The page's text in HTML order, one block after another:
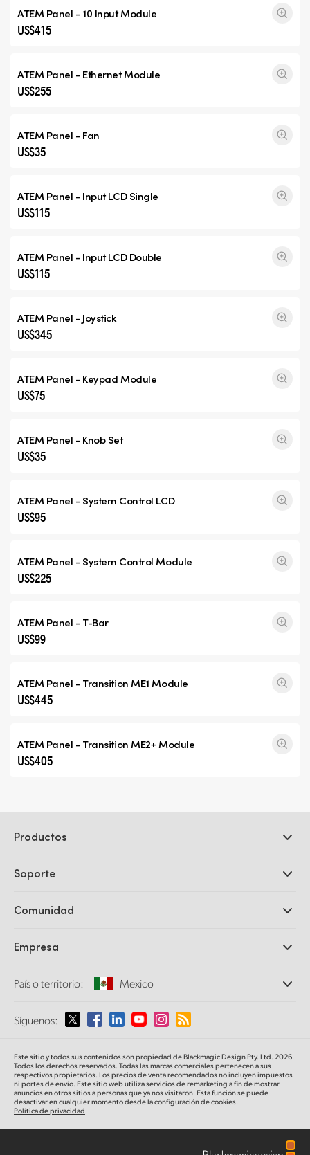
ATEM Panel - 10 Input Module
US$415
ATEM Panel - Ethernet Module
US$255
ATEM Panel - Fan
US$35
ATEM Panel - InputLCD Single
US$115
ATEM Panel - InputLCD Double
US$115
ATEM Panel - Joystick
US$345
ATEM Panel - Keypad Module
US$75
ATEM Panel - Knob Set
US$35
ATEM Panel - System Control LCD
US$95
ATEM Panel - System Control Module
US$225
ATEM Panel - T-Bar
US$99
ATEM Panel - Transition ME1 Module
US$445
ATEM Panel - Transition ME2+ Module
US$405
Productos
DaVinci Resolve y Fusion
Ultimatte
Captura y reproducción
Conversión de formatos
Supervisión
Almacenamiento en redes
Direccionamiento y distribución
Transmisión y codificación
Soporte
Centro de soporte técnico
Comunidad
Empresa
Perfil empresarial
Medios
País o territorio: Mexico
Selecciona un país o territorio
Australia
Austria
Síguenos:
Este sitio y todos sus contenidos son propiedad de Blackmagic Design Pty. Ltd. 2026.
Todos los derechos reservados. Todas las marcas comerciales pertenecen a sus
respectivos propietarios. Los precios de venta recomendados no incluyen impuestos
ni portes de envío. Este sitio web utiliza servicios de remarketing a fin de mostrar
anuncios en otros sitios a personas que ya nos visitaron. Esta función se puede
desactivar en cualquier momento desde la configuración de cookies.
Política de privacidad